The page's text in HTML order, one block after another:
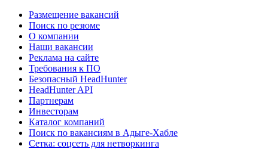
Размещение вакансий
Поиск по резюме
О компании
Наши вакансии
Реклама на сайте
Требования к ПО
Безопасный HeadHunter
HeadHunter API
Партнерам
Инвесторам
Каталог компаний
Поиск по вакансиям в Адыге-Хабле
Сетка: соцсеть для нетворкинга